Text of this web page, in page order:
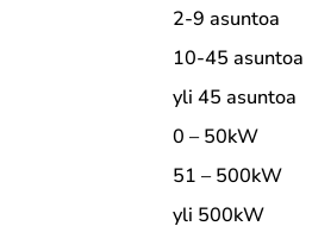
2-9 asuntoa
10-45 asuntoa
yli 45 asuntoa
0 – 50kW
51 – 500kW
yli 500kW